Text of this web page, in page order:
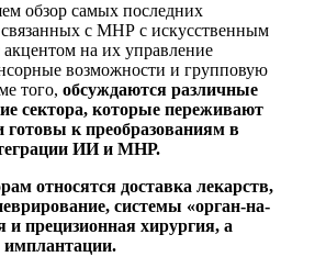
обзор самых последних
с МНР с искусственным
акцентом на их управление
возможности и групповую
того, обсуждаются различные
сектора, которые переживают
готовы к преобразованиям в
ИИ и МНР.
относятся доставка лекарств,
системы «орган-на-
и прецизионная хирургия, а